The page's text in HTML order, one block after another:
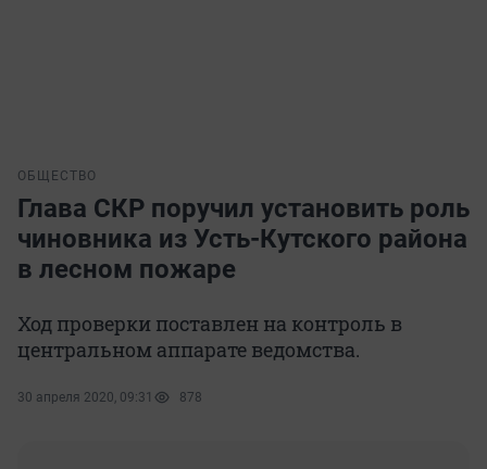
ОБЩЕСТВО
Глава СКР поручил установить роль
чиновника из Усть-Кутского района
в лесном пожаре
Ход проверки поставлен на контроль в
центральном аппарате ведомства.
30 апреля 2020, 09:31 878